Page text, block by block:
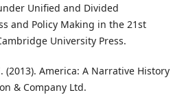
Unified and Divided
and Policy Making in the 21st
University Press.
(2013). America: A Narrative History
& Company Ltd.